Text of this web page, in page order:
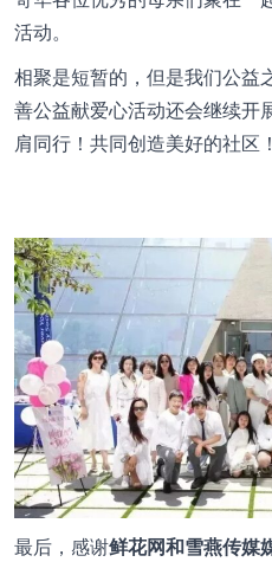
活动。
相聚是短暂的，但是我们公益
善公益献爱心活动还会继续开
肩同行！共同创造美好的社区！
最后，感谢鲜花网和雪燕传媒